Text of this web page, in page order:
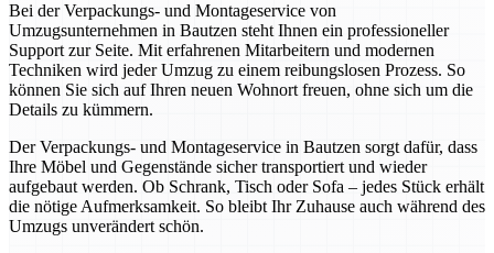
Bei der Verpackungs- und Montageservice von
Umzugsunternehmen in Bautzen steht Ihnen ein professioneller
Support zur Seite. Mit erfahrenen Mitarbeitern und modernen
Techniken wird jeder Umzug zu einem reibungslosen Prozess. So
können Sie sich auf Ihren neuen Wohnort freuen, ohne sich um die
Details zu kümmern.
Der Verpackungs- und Montageservice in Bautzen sorgt dafür, dass
Ihre Möbel und Gegenstände sicher transportiert und wieder
aufgebaut werden. Ob Schrank, Tisch oder Sofa – jedes Stück erhält
die nötige Aufmerksamkeit. So bleibt Ihr Zuhause auch während des
Umzugs unverändert schön.